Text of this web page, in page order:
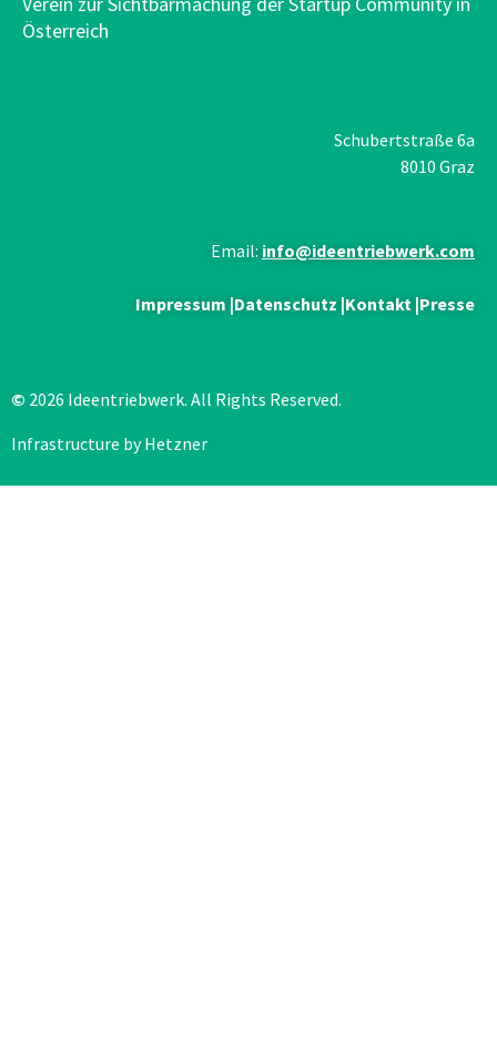
Österreich
Schubertstraße 6a
8010 Graz
Email: info@ideentriebwerk.com
Impressum |Datenschutz |Kontakt |Presse
© 2026 Ideentriebwerk. All Rights Reserved.
Infrastructure by Hetzner